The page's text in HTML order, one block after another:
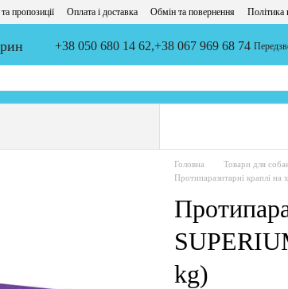
пропозиції Оплата і доставка Обмін та повернення Політика
+38 050 680 14 62,+38 067 969 68 74
Головна Товари для
Протипаразитарні краплі
kg)